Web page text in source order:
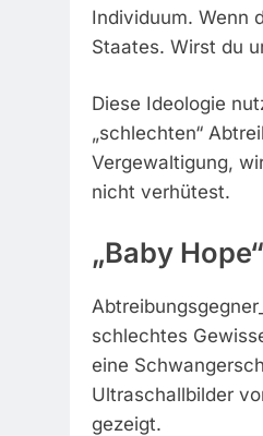
Individuum. Wenn
Staates. Wirst du
Diese Ideologie
„schlechten“
Vergewaltigung,
nicht verhütest.
„Baby Hope“
schlechtes
eine
Ultraschallbilder
gezeigt.